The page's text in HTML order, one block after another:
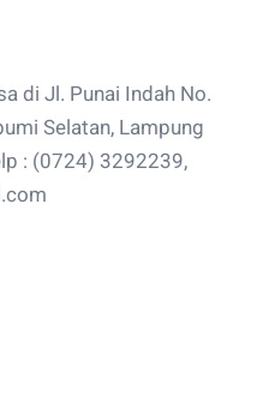
di Jl. Punai Indah No.
Selatan, Lampung
: (0724) 3292239,